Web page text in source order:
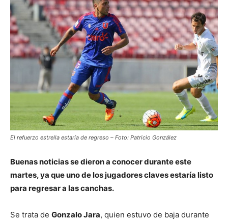
El refuerzo estrella estaría de regreso – Foto: Patricio González
Buenas noticias se dieron a conocer durante este
martes, ya que uno de los jugadores claves estaría listo
para regresar a las canchas.
Se trata de Gonzalo Jara, quien estuvo de baja durante